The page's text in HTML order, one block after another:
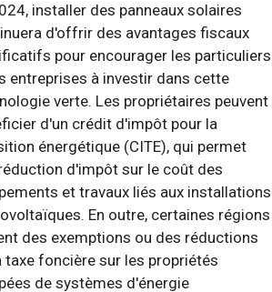
installer des panneaux solaires
d'offrir des avantages fiscaux
pour encourager les particuliers
entreprises à investir dans cette
verte. Les propriétaires peuvent
d'un crédit d'impôt pour la
énergétique (CITE), qui permet
d'impôt sur le coût des
et travaux liés aux installations
En outre, certaines régions
des exemptions ou des réductions
taxe foncière sur les propriétés
de systèmes d'énergie